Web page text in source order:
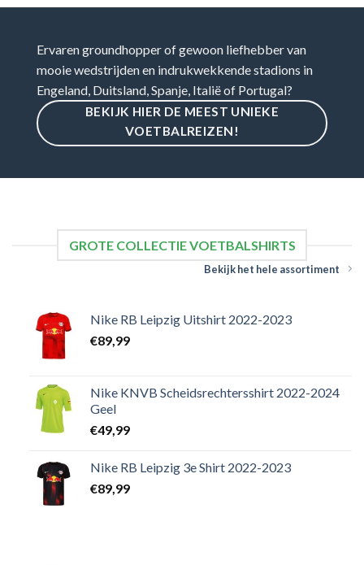
Ervaren groundhopper of gewoon liefhebber van
mooie wedstrijden en indrukwekkende stadions in
Engeland, Duitsland, Spanje, Italië of Portugal?
BEKIJK HIER DE MEEST UNIEKE
VOETBALREIZEN!
GROTE COLLECTIE VOETBALSHIRTS
Bekijk het hele assortiment
Nike RB Leipzig Uitshirt 2022-2023
€89,99
Nike KNVB Scheidsrechtersshirt 2022-2024
Geel
€49,99
Nike RB Leipzig 3e Shirt 2022-2023
€89,99